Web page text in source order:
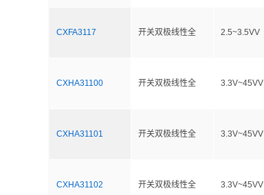
CXFA3117 开关双极线性全 2.5~3.5VV
CXHA31100 开关双极线性全 3.3V~45VV
CXHA31101 开关双极线性全 3.3V~45VV
CXHA31102 开关双极线性全 3.3V~45VV